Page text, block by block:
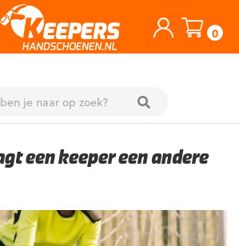
0
een keeper een andere